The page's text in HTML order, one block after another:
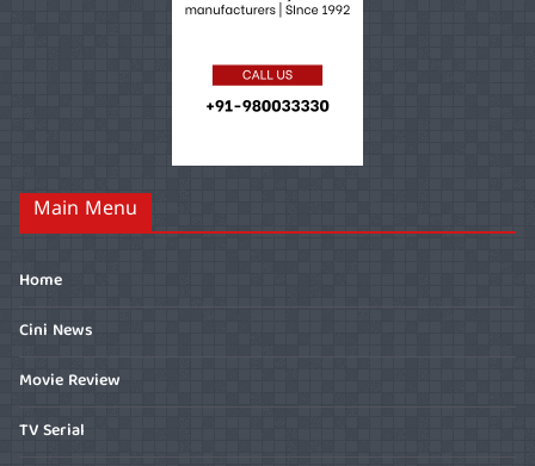
Main Menu
Home
Cini News
Movie Review
TV Serial